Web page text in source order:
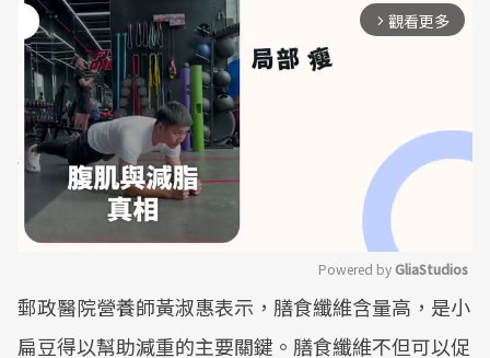
arrow_forward_ios 觀看更多
Mute
Powered by GliaStudios
郵政醫院營養師黃淑惠表示，膳食纖維含量高，是小
扁豆得以幫助減重的主要關鍵。膳食纖維不但可以促